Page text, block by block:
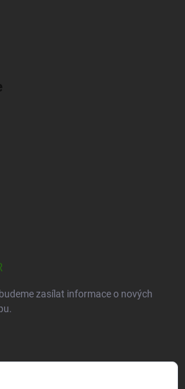
zasílat informace o nových